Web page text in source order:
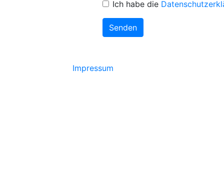
Ich habe die
Senden
Impressum